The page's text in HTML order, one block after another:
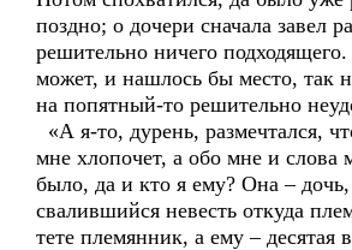
поздно; о дочери сначала завел
решительно ничего
может, и нашлось бы место, так
на попятный-то решительно
«А я-то, дурень, размечтался,
мне хлопочет, а обо мне и слова
было, да и кто я ему? Она –
свалившийся невесть откуда
тете племянник, а ему – десятая